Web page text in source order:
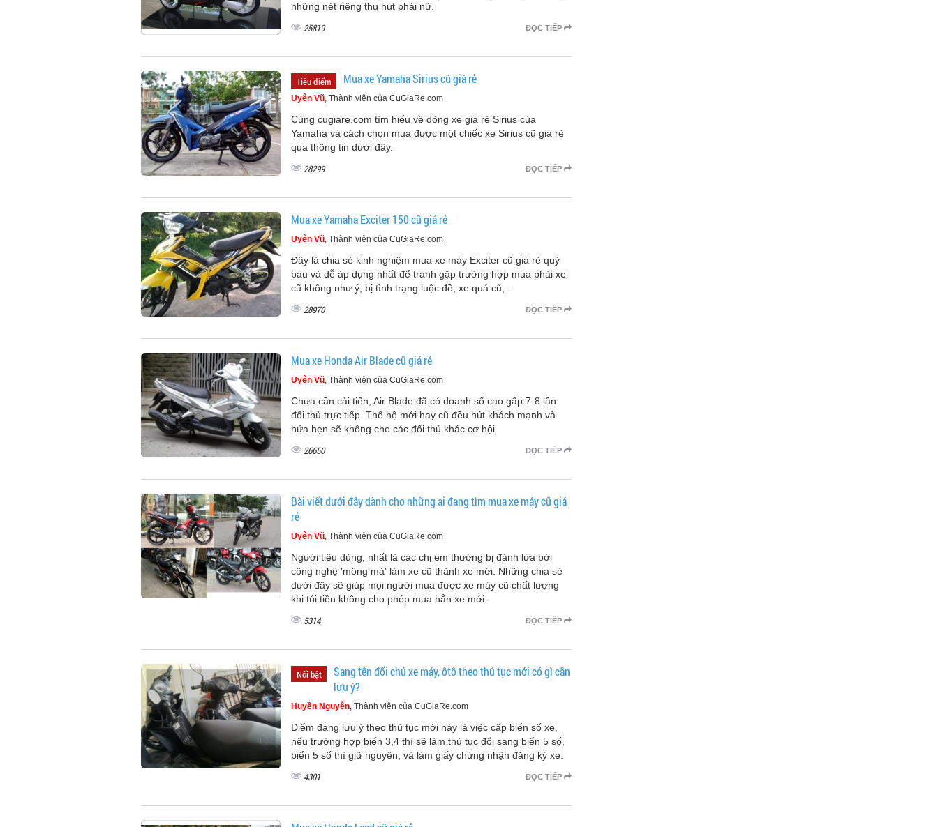
những nét riêng thu hút phái nữ.
ĐỌC TIẾP
25819
Tiêu điểm Mua xe Yamaha Sirius cũ giá rẻ
Uyên Vũ, Thành viên của CuGiaRe.com
Cùng cugiare.com tìm hiểu về dòng xe giá rẻ Sirius của
Yamaha và cách chọn mua được một chiếc xe Sirius cũ giá rẻ
qua thông tin dưới đây.
ĐỌC TIẾP
28299
Mua xe Yamaha Exciter 150 cũ giá rẻ
Uyên Vũ, Thành viên của CuGiaRe.com
Đây là chia sẻ kinh nghiệm mua xe máy Exciter cũ giá rẻ quý
báu và dễ áp dụng nhất để tránh gặp trường hợp mua phải xe
cũ không như ý, bị tình trạng luộc đồ, xe quá cũ,...
ĐỌC TIẾP
28970
Mua xe Honda Air Blade cũ giá rẻ
Uyên Vũ, Thành viên của CuGiaRe.com
Chưa cần cải tiến, Air Blade đã có doanh số cao gấp 7-8 lần
đối thủ trực tiếp. Thế hệ mới hay cũ đều hút khách mạnh và
hứa hẹn sẽ không cho các đối thủ khác cơ hội.
ĐỌC TIẾP
26650
Bài viết dưới đây dành cho những ai đang tìm mua xe máy cũ giá
rẻ
Uyên Vũ, Thành viên của CuGiaRe.com
Người tiêu dùng, nhất là các chị em thường bị đánh lừa bởi
công nghệ 'mông má' làm xe cũ thành xe mới. Những chia sẻ
dưới đây sẽ giúp mọi người mua được xe máy cũ chất lượng
khi túi tiền không cho phép mua hẳn xe mới.
ĐỌC TIẾP
5314
Nổi bật
Sang tên đổi chủ xe máy, ôtô theo thủ tục mới có gì cần
lưu ý?
Huyền Nguyễn, Thành viên của CuGiaRe.com
Điểm đáng lưu ý theo thủ tục mới này là việc cấp biển số xe,
nếu trường hợp biển 3,4 thì sẽ làm thủ tục đổi sang biển 5 số,
biển 5 số thì giữ nguyên, và làm giấy chứng nhận đăng ký xe.
ĐỌC TIẾP
4301